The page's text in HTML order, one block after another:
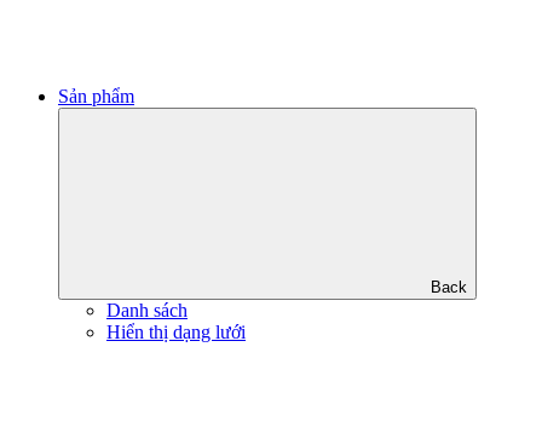
Sản phẩm
Back
Danh sách
Hiển thị dạng lưới